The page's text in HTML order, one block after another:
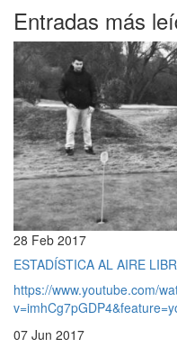
Entradas más
28 Feb 2017
ESTADÍSTICA AL AIRE
https://www.youtube.com/
07 Jun 2017